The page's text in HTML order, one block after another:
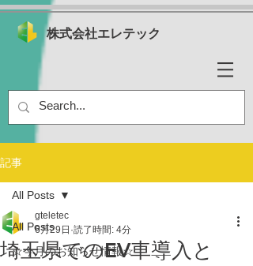
株式会社エレテック
記事
All Posts
☆今月のお知らせ情報☆
All Posts
埼玉県でのEV車導入と
gteletec
6月29日 読了時間: 4分